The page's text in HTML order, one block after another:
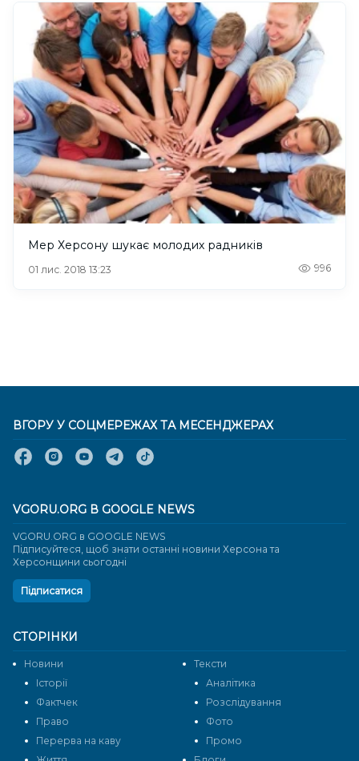
Мер Херсону шукає молодих радників
01 лис. 2018 13:23 996
СТОРІНКИ
Новини
Тексти
Історії
Аналітика
Фактчек
Розслідування
Право
Фото
Перерва на каву
Промо
ВГОРУ У СОЦМЕРЕЖАХ ТА МЕСЕНДЖЕРАХ
VGORU.ORG В GOOGLE NEWS
VGORU.ORG в GOOGLE NEWS
Підписуйтеся, щоб знати останні новини Херсона та
Херсонщини сьогодні
Підписатися